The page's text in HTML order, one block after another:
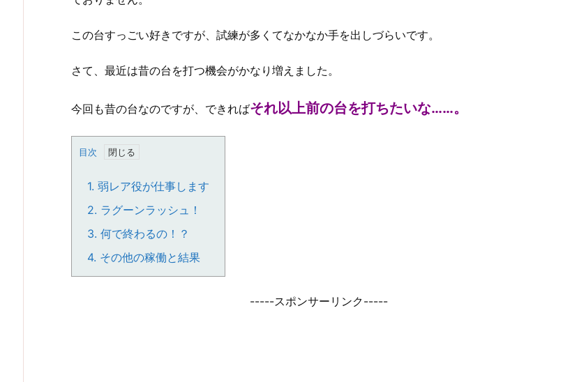
この台すっごい好きですが、試練が多くてなかなか手を出しづらいです。
さて、最近は昔の台を打つ機会がかなり増えました。
今回も昔の台なのですが、できればそれ以上前の台を打ちたいな……。
目次
1. 弱レア役が仕事します
2. ラグーンラッシュ！
3. 何で終わるの！？
4. その他の稼働と結果
-----スポンサーリンク-----